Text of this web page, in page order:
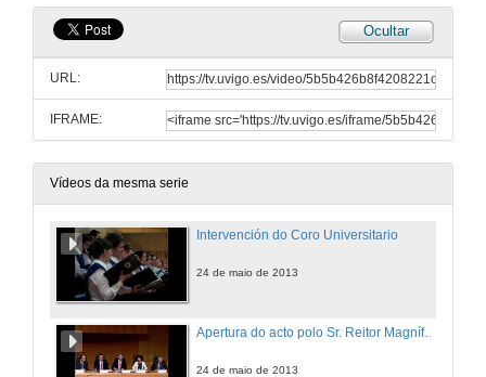
Ocultar
URL:
IFRAME:
Vídeos da mesma serie
Intervención do Coro Universitario
24 de maio de 2013
Apertura do acto polo Sr. Reitor Magnífico e presentación de Carlos Amor
24 de maio de 2013